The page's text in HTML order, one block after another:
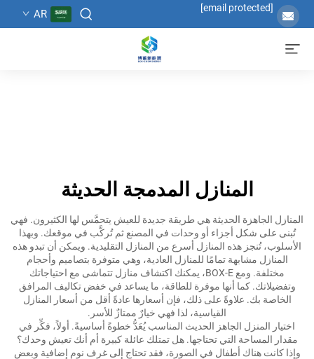
[email protected]
AR
المنازل المدمجة الحديثة
المنازل الجاهزة الحديثة هي طريقة جديدة للعيش يتحمَّس لها الكثيرون. فهي
تُبنى على شكل أجزاء أو وحدات في المصنع ثم تُركَّب في موقعك. وبهذا
الأسلوب، تُنجز هذه المنازل أسرع من المنازل التقليدية. ويمكن أن تبدو هذه
المنازل مشابهة تمامًا للمنازل العادية، وهي متوفرة بتصاميم وأحجام
مختلفة. ومع BOX-E، يمكنك اكتشاف منازل تتماشى مع احتياجاتك
وتفضيلاتك. كما أنها موفرة للطاقة، ما يساعد في خفض تكاليف المرافق
الخاصة بك. علاوةً على ذلك، فإن أسعارها عادةً أقل من أسعار المنازل
القياسية، لذا فهي خيارٌ ممتازٌ للأسر.
اختيار المنزل الجاهز الحديث المناسب يُعَدُّ خطوةً أساسيةً. أولاً، فكِّر في
مقدار المساحة التي تحتاجها. هل تمتلك عائلة كبيرة أم أنك تعيش وحدك؟
وإذا كانت هناك أطفال في الصورة، فقد تحتاج إلى غرف نوم إضافية وبعض